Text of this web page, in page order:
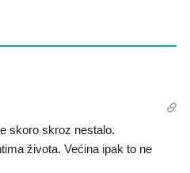
skoro skroz nestalo.
života. Većina ipak to ne